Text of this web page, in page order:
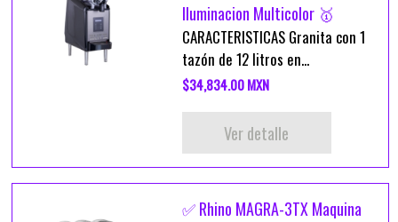
Iluminacion Multicolor 🥇
CARACTERISTICAS Granita con 1
tazón de 12 litros en...
$34,834.00 MXN
Ver detalle
✅ Rhino MAGRA-3TX Maquina